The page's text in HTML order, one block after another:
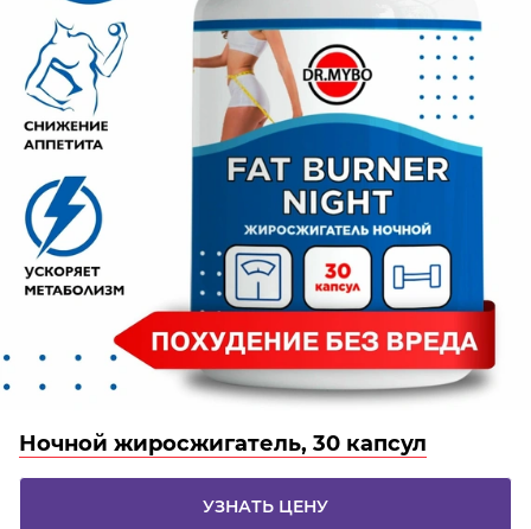
Ночной жиросжигатель, 30 капсул
УЗНАТЬ ЦЕНУ